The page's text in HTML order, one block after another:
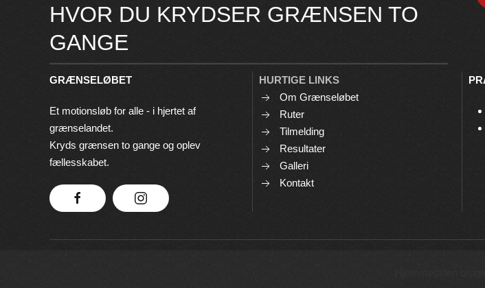
HVOR DU KRYDSER GRÆNSEN TO
GANGE
GRÆNSELØBET
Et motionsløb for alle - i hjertet af
grænselandet.
Kryds grænsen to gange og oplev
fællesskabet.
HURTIGE LINKS
Om Grænseløbet
Ruter
Tilmelding
Resultater
Galleri
Kontakt